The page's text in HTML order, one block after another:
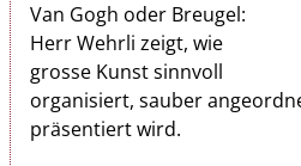
Van Gogh oder Breugel:
Herr Wehrli zeigt, wie
grosse Kunst sinnvoll
organisiert, sauber
präsentiert wird.